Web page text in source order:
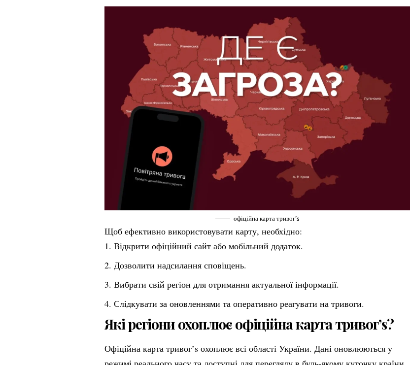
офіційна карта тривог’s
Щоб ефективно використовувати карту, необхідно:
Відкрити офіційний сайт або мобільний додаток.
Дозволити надсилання сповіщень.
Вибрати свій регіон для отримання актуальної інформації.
Слідкувати за оновленнями та оперативно реагувати на тривоги.
Які регіони охоплює офіційна карта тривог’s?
Офіційна карта тривог’s охоплює всі області України. Дані оновлюються у